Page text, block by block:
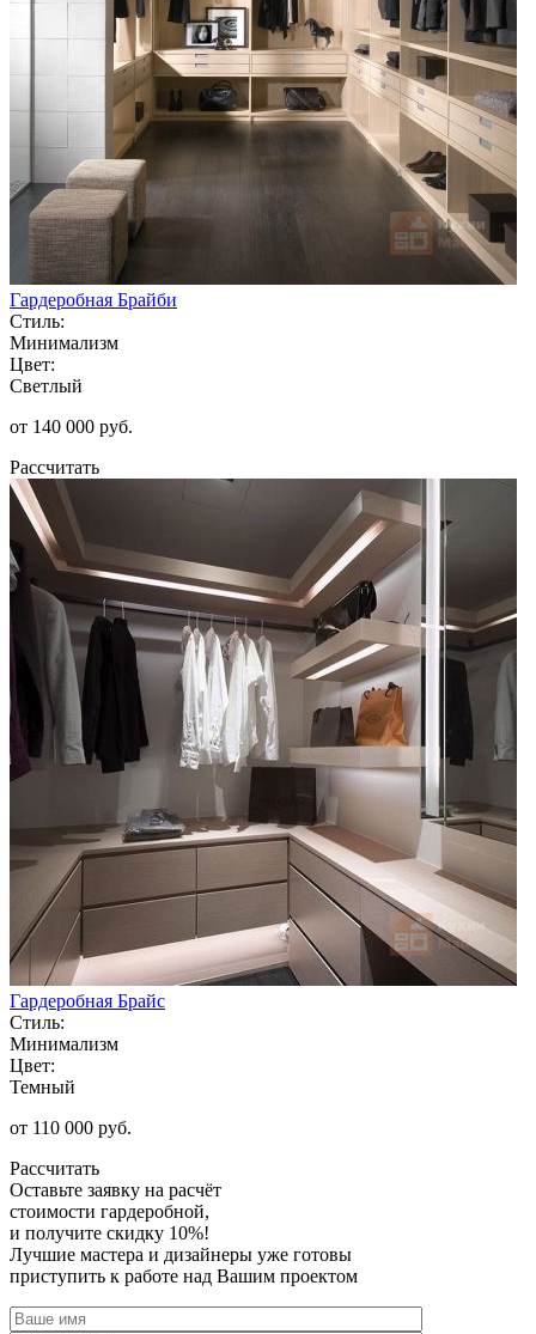
Гардеробная Брайби
Стиль:
Минимализм
Цвет:
Светлый
от 140 000 руб.
Рассчитать
Гардеробная Брайс
Стиль:
Минимализм
Цвет:
Темный
от 110 000 руб.
Рассчитать
Оставьте заявку на расчёт
стоимости гардеробной,
и получите скидку 10%!
Лучшие мастера и дизайнеры уже готовы
приступить к работе над Вашим проектом